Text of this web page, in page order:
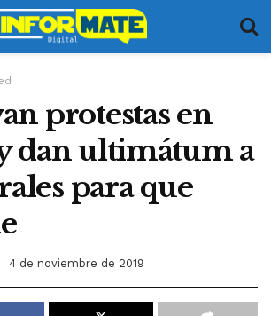
protestas en
dan ultimátum a
para que
4 de noviembre de 2019